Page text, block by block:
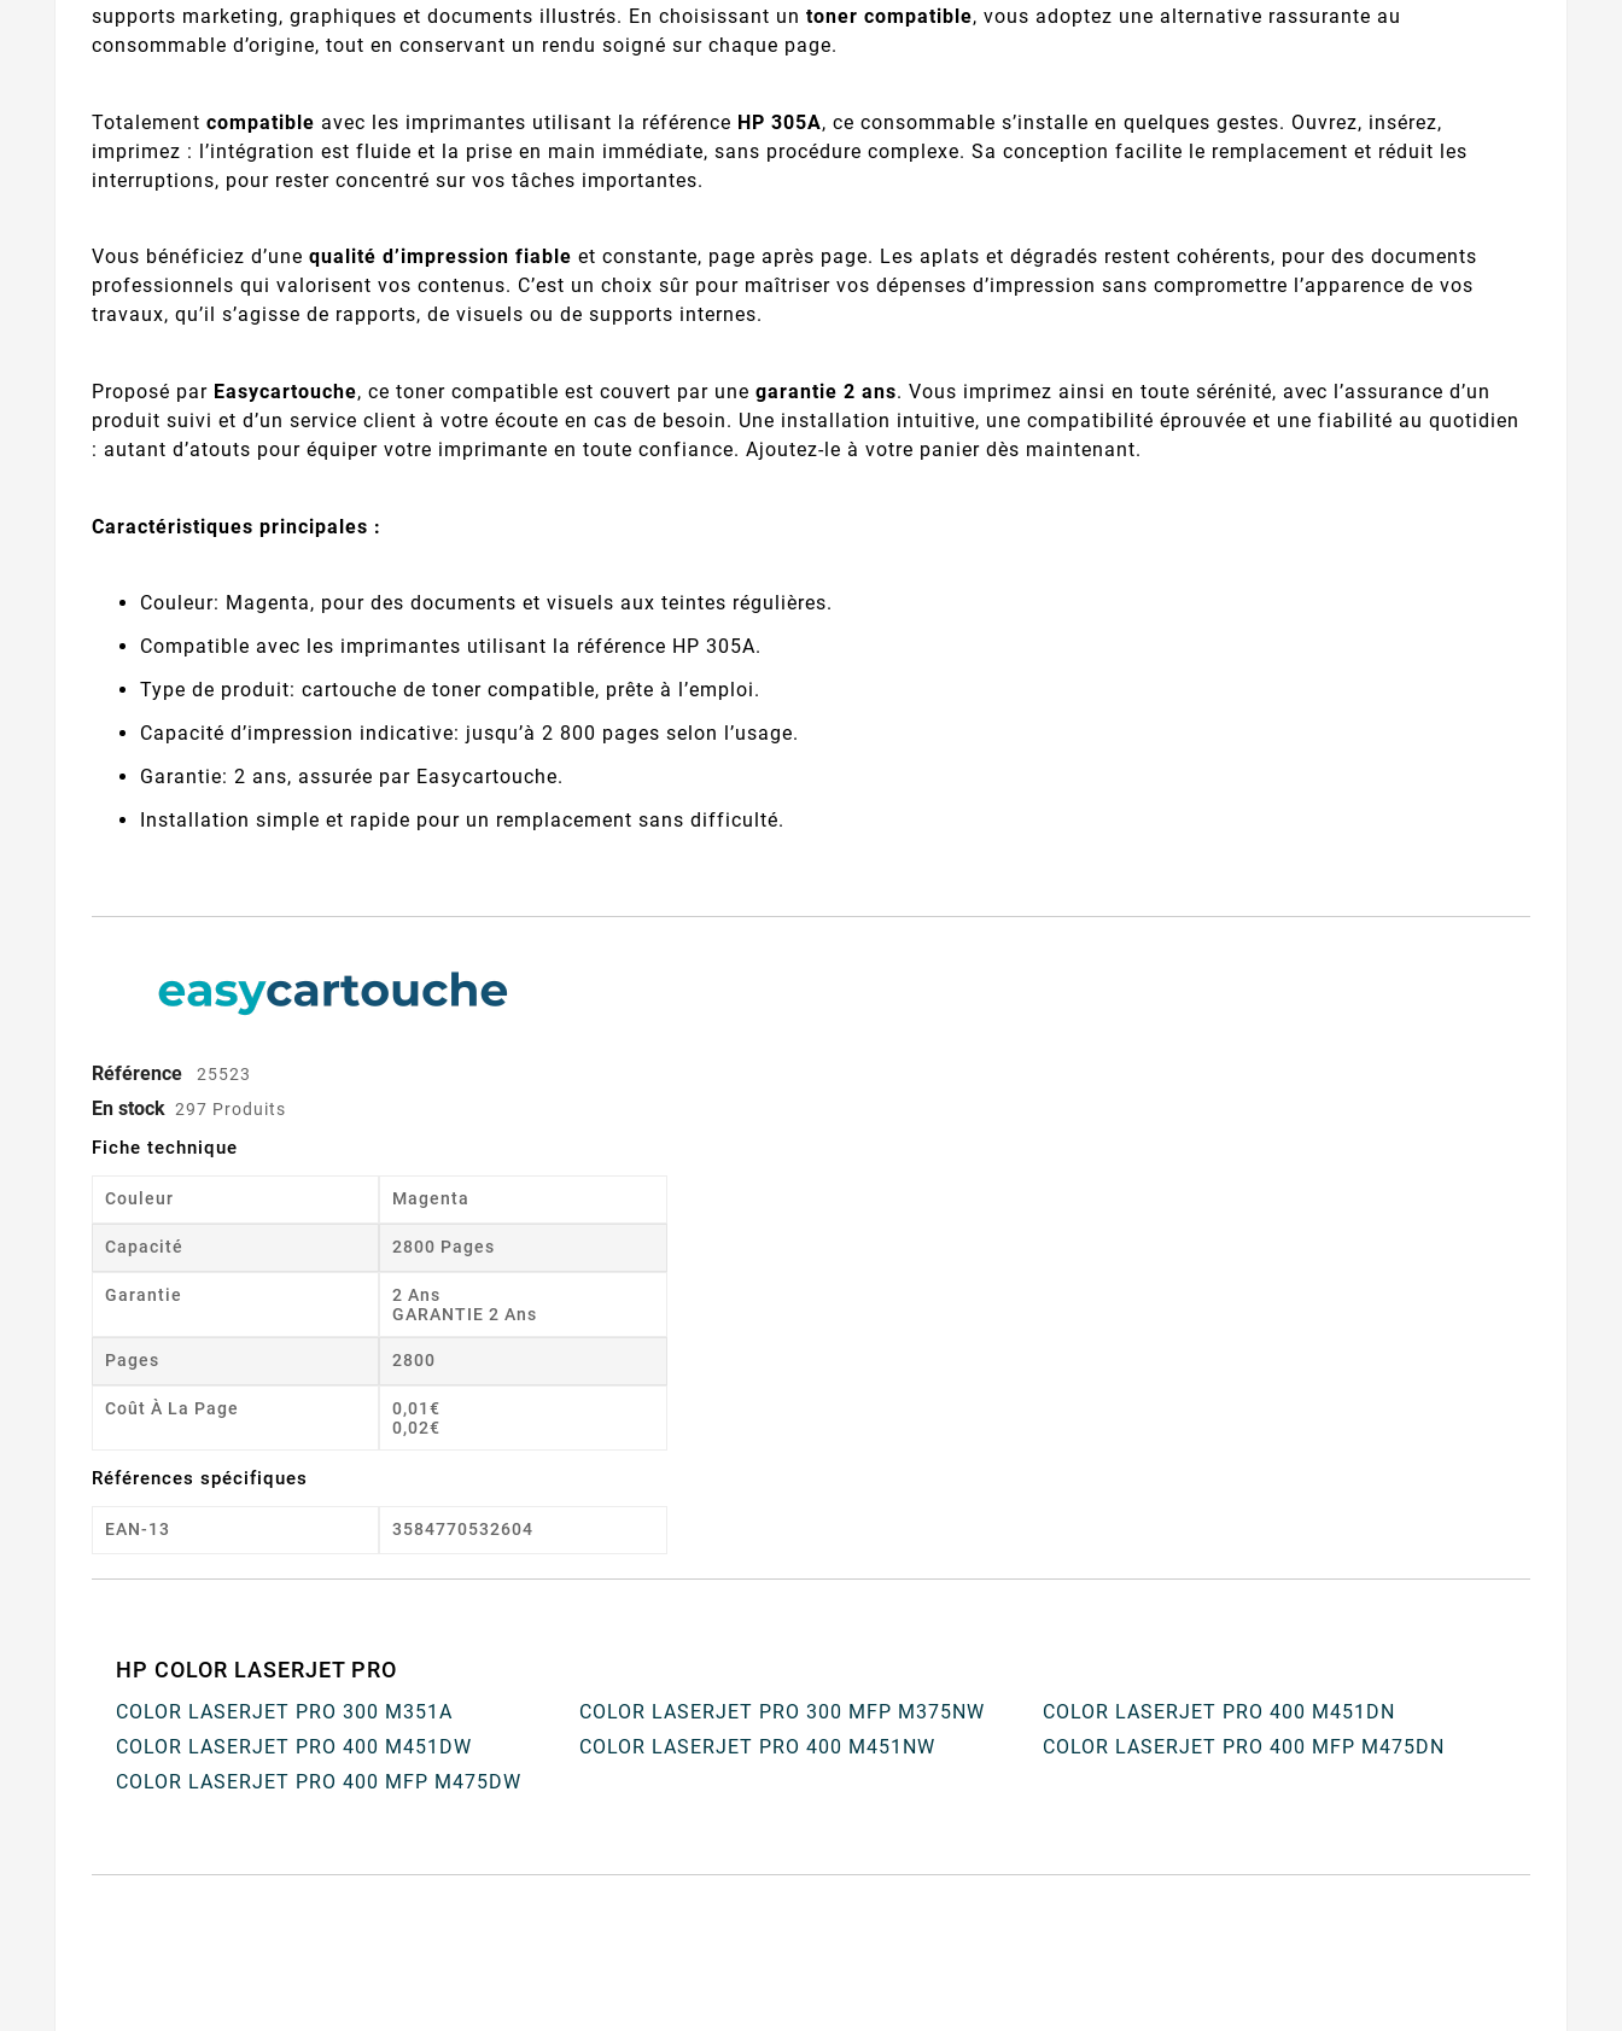
supports marketing, graphiques et documents illustrés. En choisissant un toner compatible, vous adoptez une alternative rassurante au
consommable d’origine, tout en conservant un rendu soigné sur chaque page.
Totalement compatible avec les imprimantes utilisant la référence HP 305A, ce consommable s’installe en quelques gestes. Ouvrez, insérez,
imprimez : l’intégration est fluide et la prise en main immédiate, sans procédure complexe. Sa conception facilite le remplacement et réduit les
interruptions, pour rester concentré sur vos tâches importantes.
Vous bénéficiez d’une qualité d’impression fiable et constante, page après page. Les aplats et dégradés restent cohérents, pour des documents
professionnels qui valorisent vos contenus. C’est un choix sûr pour maîtriser vos dépenses d’impression sans compromettre l’apparence de vos
travaux, qu’il s’agisse de rapports, de visuels ou de supports internes.
Proposé par Easycartouche, ce toner compatible est couvert par une garantie 2 ans. Vous imprimez ainsi en toute sérénité, avec l’assurance d’un
produit suivi et d’un service client à votre écoute en cas de besoin. Une installation intuitive, une compatibilité éprouvée et une fiabilité au quotidien
: autant d’atouts pour équiper votre imprimante en toute confiance. Ajoutez-le à votre panier dès maintenant.
Caractéristiques principales :
Couleur: Magenta, pour des documents et visuels aux teintes régulières.
Compatible avec les imprimantes utilisant la référence HP 305A.
Type de produit: cartouche de toner compatible, prête à l’emploi.
Capacité d’impression indicative: jusqu’à 2 800 pages selon l’usage.
Garantie: 2 ans, assurée par Easycartouche.
Installation simple et rapide pour un remplacement sans difficulté.
Référence 25523
En stock 297 Produits
Fiche technique
Couleur Magenta
Capacité 2800 Pages
Garantie
2 Ans
GARANTIE 2 Ans
Pages 2800
Coût À La Page
0,01€
0,02€
Références spécifiques
EAN-13 3584770532604
HP COLOR LASERJET PRO
COLOR LASERJET PRO 300 M351A COLOR LASERJET PRO 300 MFP M375NW
COLOR LASERJET PRO 400 M451DN
COLOR LASERJET PRO 400 M451DW
COLOR LASERJET PRO 400 M451NW
COLOR LASERJET PRO 400 MFP M475DN
COLOR LASERJET PRO 400 MFP M475DW